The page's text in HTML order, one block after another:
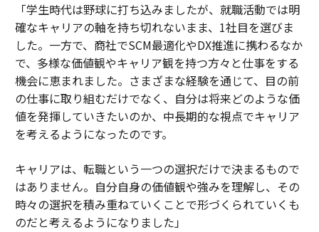
「学生時代は野球に打ち込みましたが、就職活動では明
確なキャリアの軸を持ち切れないまま、1社目を選びま
した。一方で、商社でSCM最適化やDX推進に携わるなか
で、多様な価値観やキャリア観を持つ方々と仕事をする
機会に恵まれました。さまざまな経験を通じて、目の前
の仕事に取り組むだけでなく、自分は将来どのような価
値を発揮していきたいのか、中長期的な視点でキャリア
を考えるようになったのです。
キャリアは、転職という一つの選択だけで決まるもので
はありません。自分自身の価値観や強みを理解し、その
時々の選択を積み重ねていくことで形づくられていくも
のだと考えるようになりました」